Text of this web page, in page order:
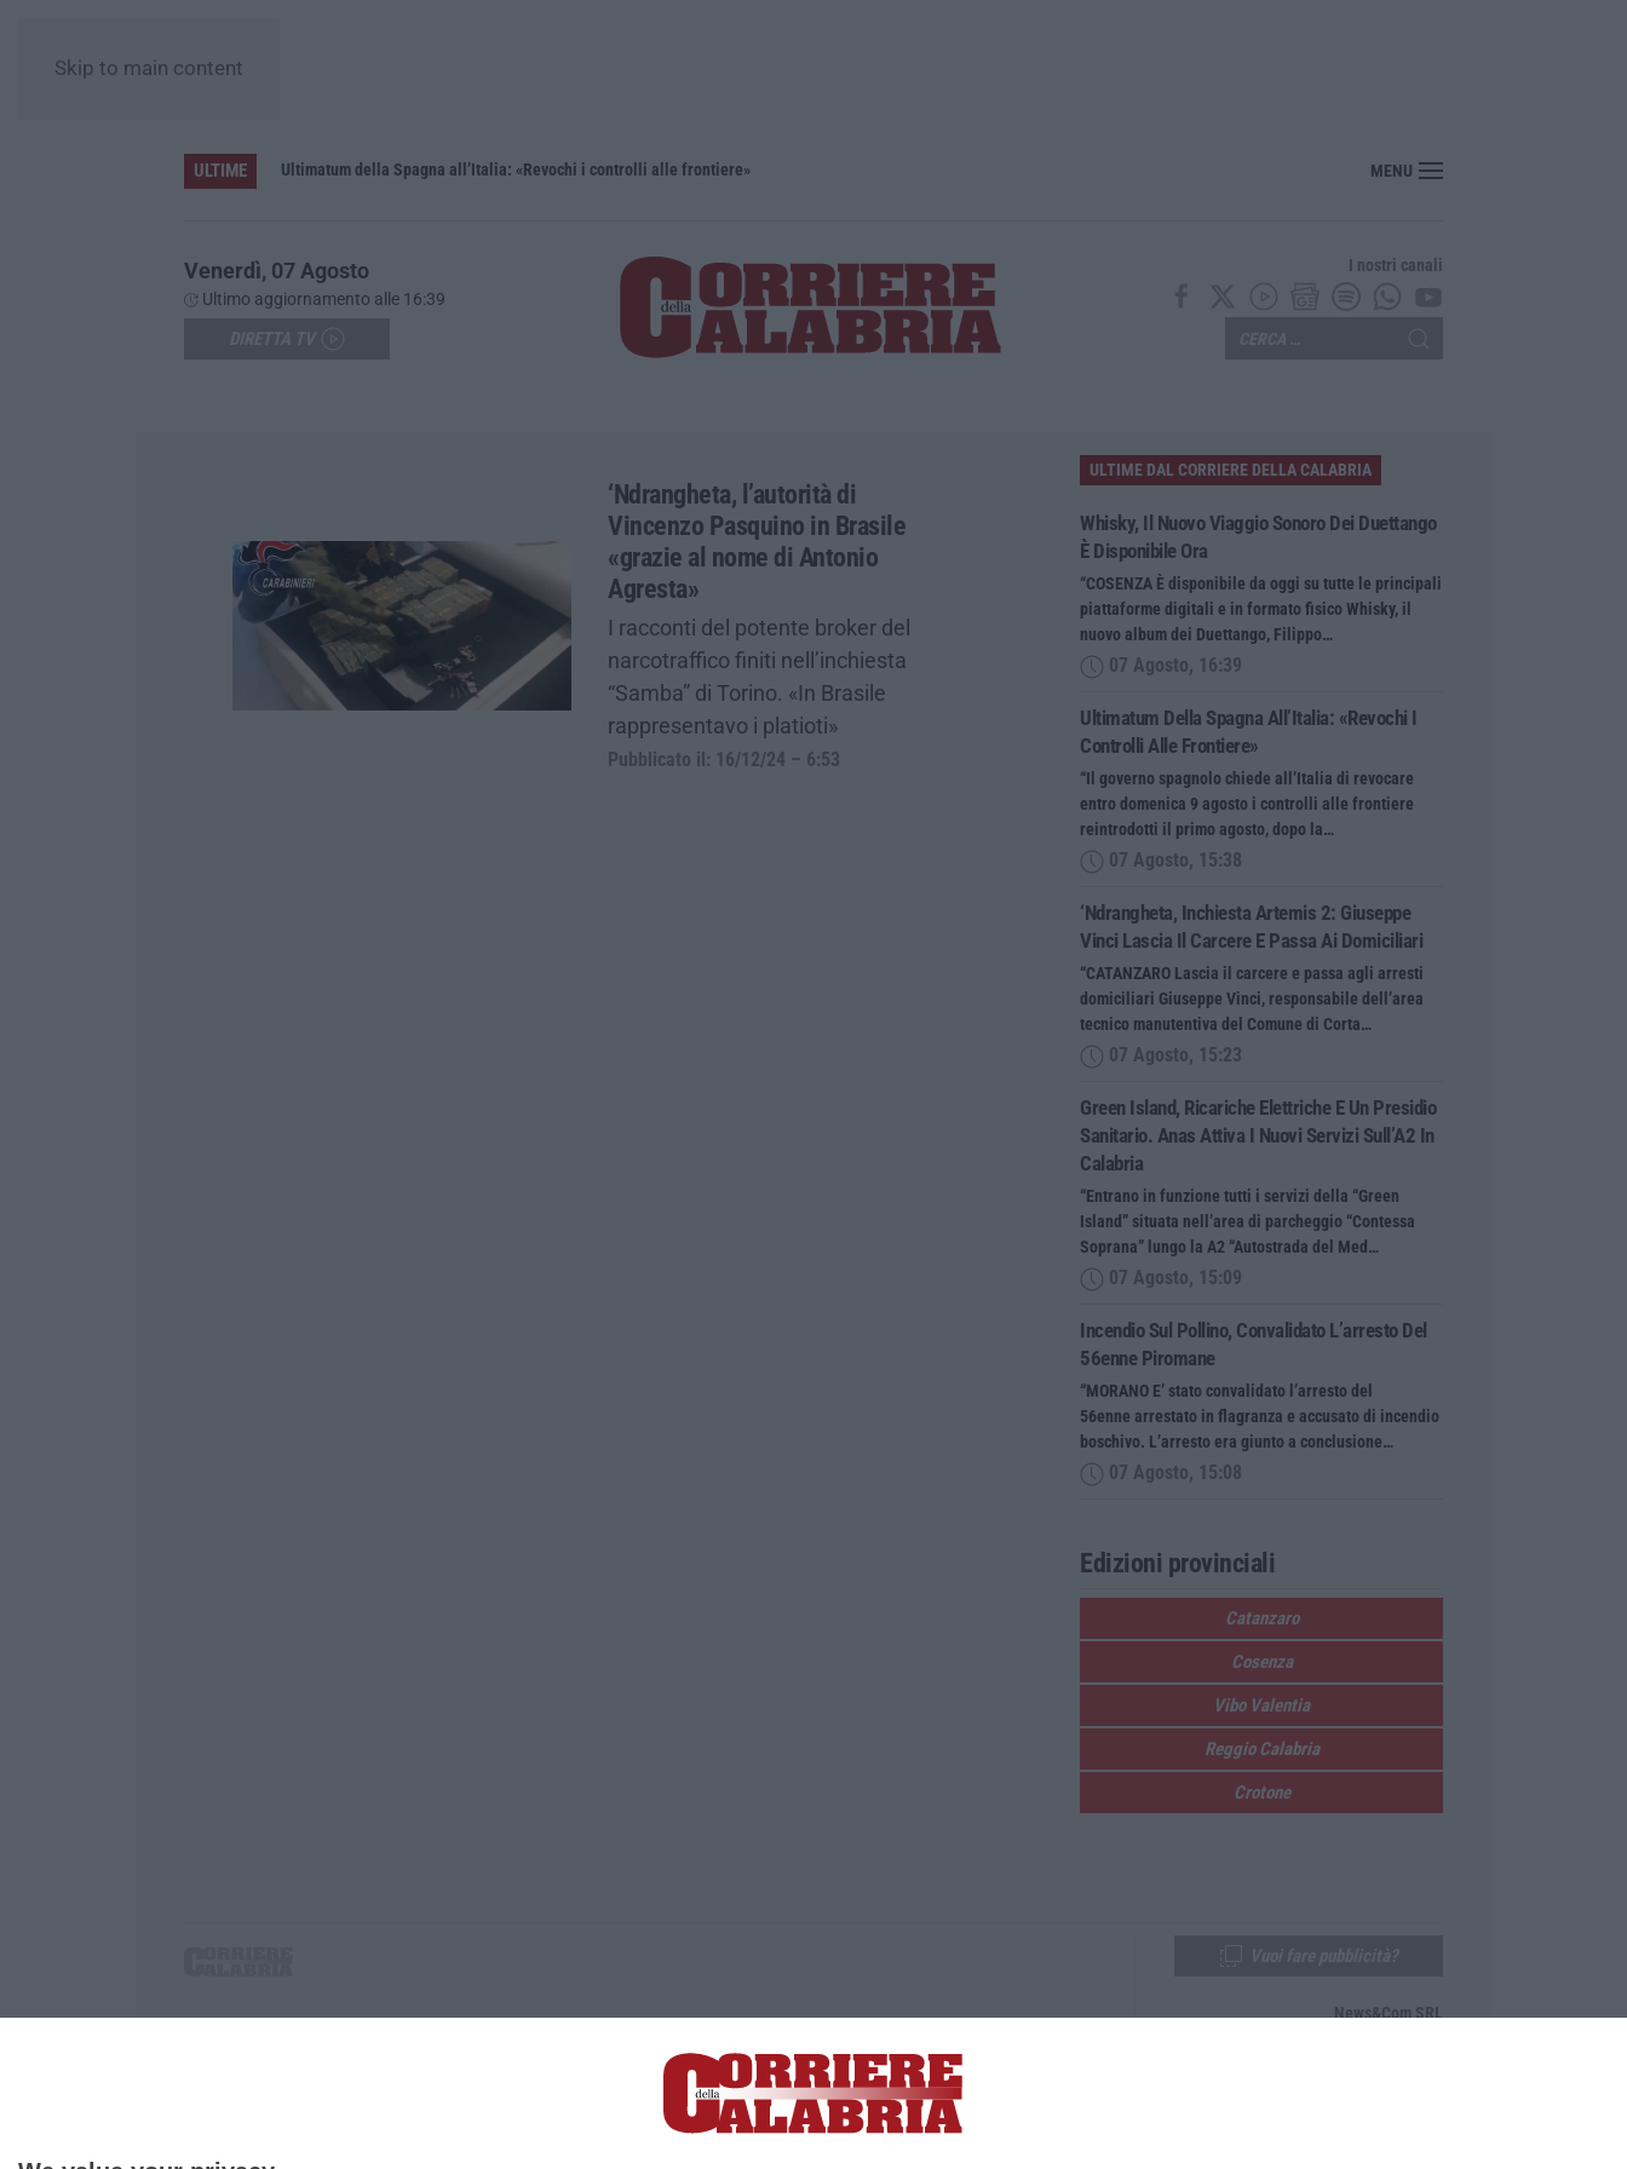
Skip to main content
ULTIME Ultimatum della Spagna all’Italia: «Revochi i controlli alle frontiere» ‘Ndrangheta, inchiesta Artemis 2: Giuseppe Vinci lascia il carcere e passa ai domiciliari
MENU
Venerdì, 07 Agosto
Ultimo aggiornamento alle 16:39
I nostri canali
‘Ndrangheta, l’autorità di
Vincenzo Pasquino in Brasile
«grazie al nome di Antonio
Agresta»
I racconti del potente broker del
narcotraffico finiti nell’inchiesta
“Samba” di Torino. «In Brasile
rappresentavo i platioti»
Pubblicato il: 16/12/24 – 6:53
ULTIME DAL CORRIERE DELLA CALABRIA
Whisky, Il Nuovo Viaggio Sonoro Dei Duettango
È Disponibile Ora
“COSENZA È disponibile da oggi su tutte le principali
piattaforme digitali e in formato fisico Whisky, il
nuovo album dei Duettango, Filippo…
07 Agosto, 16:39
Ultimatum Della Spagna All’Italia: «Revochi I
Controlli Alle Frontiere»
“Il governo spagnolo chiede all’Italia di revocare
entro domenica 9 agosto i controlli alle frontiere
reintrodotti il primo agosto, dopo la…
07 Agosto, 15:38
‘Ndrangheta, Inchiesta Artemis 2: Giuseppe
Vinci Lascia Il Carcere E Passa Ai Domiciliari
“CATANZARO Lascia il carcere e passa agli arresti
domiciliari Giuseppe Vinci, responsabile dell’area
tecnico manutentiva del Comune di Corta…
07 Agosto, 15:23
Green Island, Ricariche Elettriche E Un Presidio
Sanitario. Anas Attiva I Nuovi Servizi Sull’A2 In
Calabria
“Entrano in funzione tutti i servizi della “Green
Island” situata nell’area di parcheggio “Contessa
Soprana” lungo la A2 “Autostrada del Med…
07 Agosto, 15:09
Incendio Sul Pollino, Convalidato L’arresto Del
56enne Piromane
“MORANO E’ stato convalidato l’arresto del
56enne arrestato in flagranza e accusato di incendio
boschivo. L’arresto era giunto a conclusione…
07 Agosto, 15:08
Edizioni provinciali
Catanzaro
Cosenza
Vibo Valentia
Reggio Calabria
Crotone
P.IVA. 03199620794, Via del mare 6/G, S.Eufemia, Lamezia Terme (CZ)
Iscrizione tribunale di Lamezia Terme 5/2011 - Direttore responsabile Paola Militano |Privacy
News&Com SRL